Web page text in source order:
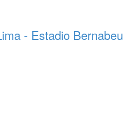
- Estadio